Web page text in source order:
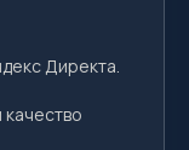
Директа.